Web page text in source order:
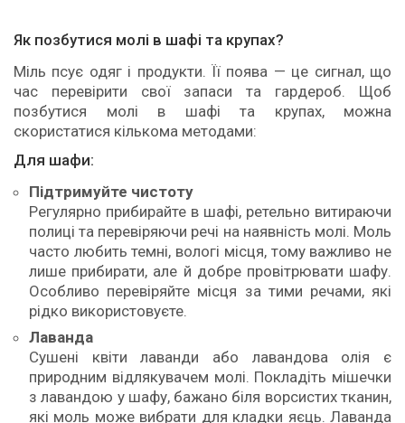
Як позбутися молі в шафі та крупах?
Міль псує одяг і продукти. Її поява — це сигнал, що
час перевірити свої запаси та гардероб. Щоб
позбутися молі в шафі та крупах, можна
скористатися кількома методами:
Для шафи:
Підтримуйте чистоту
Регулярно прибирайте в шафі, ретельно витираючи
полиці та перевіряючи речі на наявність молі. Моль
часто любить темні, вологі місця, тому важливо не
лише прибирати, але й добре провітрювати шафу.
Особливо перевіряйте місця за тими речами, які
рідко використовуєте.
Лаванда
Сушені квіти лаванди або лавандова олія є
природним відлякувачем молі. Покладіть мішечки
з лавандою у шафу, бажано біля ворсистих тканин,
які моль може вибрати для кладки яєць. Лаванда